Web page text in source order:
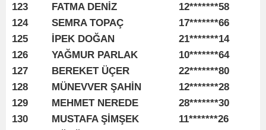
123
FATMA DENİZ
12*******58
124
SEMRA TOPAÇ
17*******66
125
İPEK DOĞAN
21*******14
126
YAĞMUR PARLAK
10*******64
127
BEREKET ÜÇER
22*******80
128
MÜNEVVER ŞAHİN
12*******28
129
MEHMET NEREDE
28*******30
130
MUSTAFA ŞİMŞEK
11*******26